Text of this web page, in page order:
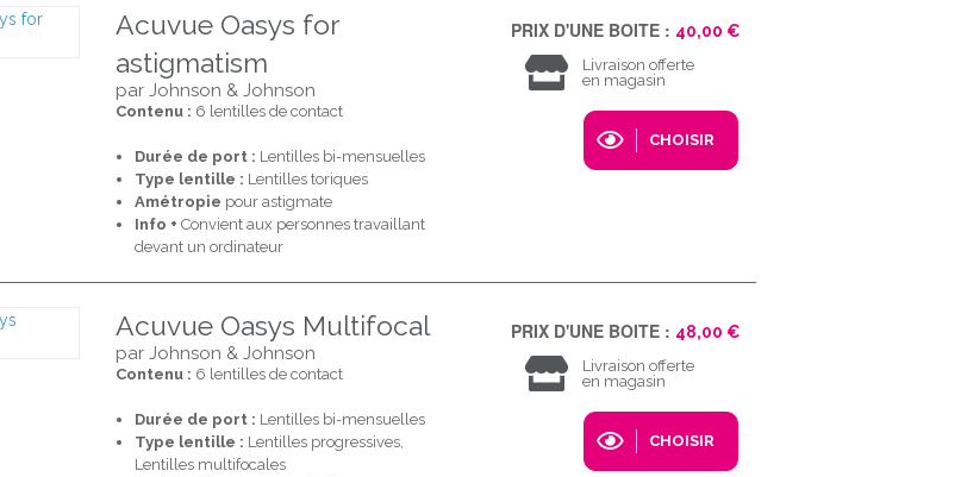
Acuvue Oasys for
astigmatism
par Johnson & Johnson
Contenu : 6 lentilles de contact
Durée de port : Lentilles bi-mensuelles
Type lentille : Lentilles toriques
Amétropie pour astigmate
Info + Convient aux personnes travaillant
devant un ordinateur
PRIX D'UNE BOITE : 40,00 €
Livraison offerte
en magasin
CHOISIR
Acuvue Oasys Multifocal
par Johnson & Johnson
Contenu : 6 lentilles de contact
Durée de port : Lentilles bi-mensuelles
Type lentille : Lentilles progressives,
Lentilles multifocales
PRIX D'UNE BOITE : 48,00 €
Livraison offerte
en magasin
CHOISIR